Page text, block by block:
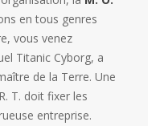
en tous genres
vous venez
Titanic Cyborg, a
de la Terre. Une
T. doit fixer les
entreprise.